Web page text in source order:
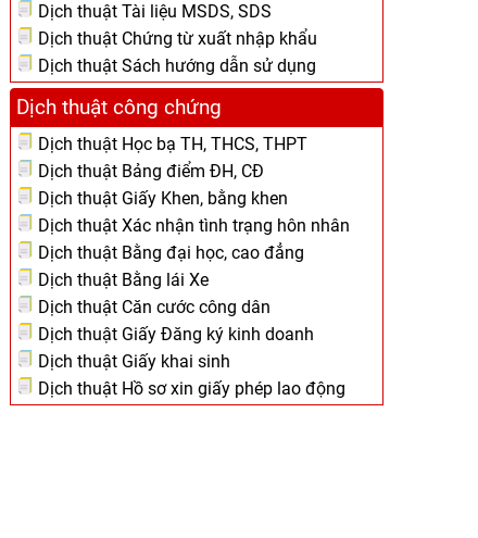
Dịch thuật Tài liệu MSDS, SDS
Dịch thuật Chứng từ xuất nhập khẩu
Dịch thuật Sách hướng dẫn sử dụng
Dịch thuật công chứng
Dịch thuật Học bạ TH, THCS, THPT
Dịch thuật Bảng điểm ĐH, CĐ
Dịch thuật Giấy Khen, bằng khen
Dịch thuật Xác nhận tình trạng hôn nhân
Dịch thuật Bằng đại học, cao đẳng
Dịch thuật Bằng lái Xe
Dịch thuật Căn cước công dân
Dịch thuật Giấy Đăng ký kinh doanh
Dịch thuật Giấy khai sinh
Dịch thuật Hồ sơ xin giấy phép lao động